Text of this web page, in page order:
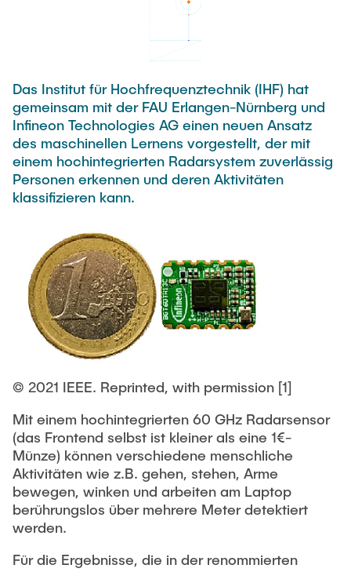
Anja-Maria Doobe-Jöstingmeier
Carmen Hajunga
Research Associates
Nils Albrecht
Nils Bade
Frederike Bartels
Niklas Frewer
Kristina Heß
Kai Christian Hübner
Sarah Klass
Dominik Langer
Rasmus Mentzer
Philip Riege
Georg Frederik Riemschneider
Marvin Ruppik
Smart Analytics
SICHER
SUSTRONICS
Additional Involvements
I3 Junior
Things@TUHHLab
Completed Projects
Equipment of the Institute
Laboratory Equipment
Technology
Precision Mechanics
Software
NEWS
Das Institut für Hochfrequenztechnik (IHF) hat
gemeinsam mit der FAU Erlangen-Nürnberg und
Infineon Technologies AG einen neuen Ansatz
des maschinellen Lernens vorgestellt, der mit
einem hochintegrierten Radarsystem zuverlässig
Personen erkennen und deren Aktivitäten
klassifizieren kann.
© 2021 IEEE. Reprinted, with permission [1]
Mit einem hochintegrierten 60 GHz Radarsensor
(das Frontend selbst ist kleiner als eine 1€-
Münze) können verschiedene menschliche
Aktivitäten wie z.B. gehen, stehen, Arme
bewegen, winken und arbeiten am Laptop
berührungslos über mehrere Meter detektiert
werden.
Für die Ergebnisse, die in der renommierten